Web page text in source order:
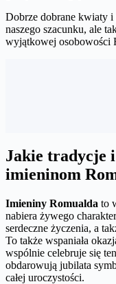
Dobrze dobrane kwiaty
naszego szacunku, ale
wyjątkowej osobowości
Jakie tradycje
imieninom
Imieniny Romualda to
nabiera żywego
serdeczne życzenia, a
To także wspaniała
wspólnie celebruje się
obdarowują jubilata
całej uroczystości.